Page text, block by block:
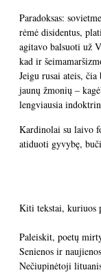
Paradoksas:
rėmė disidentus,
agitavo balsuoti už
kad ir
Jeigu rusai ateis,
jaunų žmonių –
lengviausia
Kardinolai su laivo
atiduoti gyvybę,
Kiti tekstai, kuriuos
Paleiskit, poetų
Senienos ir
Nečiupinėtoji